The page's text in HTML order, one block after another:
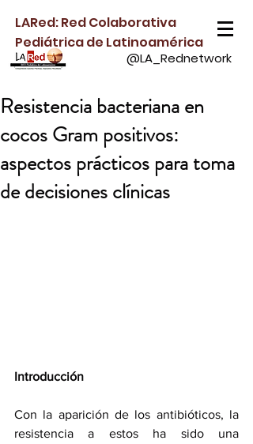
LARed: Red Colaborativa
Pediátrica de Latinoamérica
@LA_Rednetwork
Resistencia bacteriana en
cocos Gram positivos:
aspectos prácticos para toma
de decisiones clínicas
Introducción
Con la aparición de los antibióticos, la
resistencia a estos ha sido una